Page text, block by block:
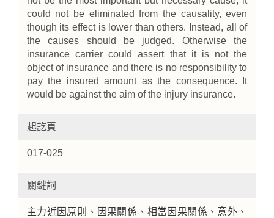
could not be eliminated from the causality, even
though its effect is lower than others. Instead, all of
the causes should be judged. Otherwise the
insurance carrier could assert that it is not the
object of insurance and there is no responsibility to
pay the insured amount as the consequence. It
would be against the aim of the injury insurance.
起訖頁
017-025
關鍵詞
主力近因原則 、 因果關係 、 相當因果關係 、 意外 、